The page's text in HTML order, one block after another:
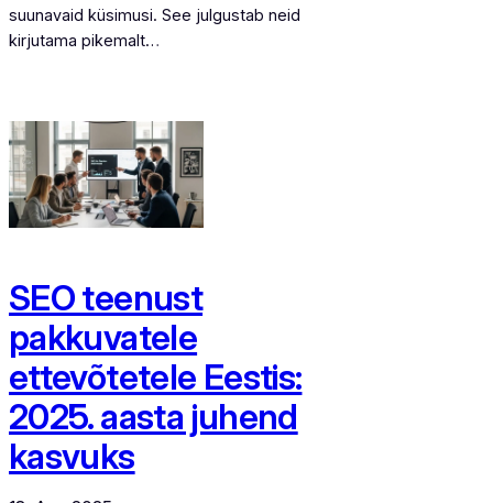
suunavaid küsimusi. See julgustab neid
kirjutama pikemalt…
SEO teenust
pakkuvatele
ettevõtetele Eestis:
2025. aasta juhend
kasvuks